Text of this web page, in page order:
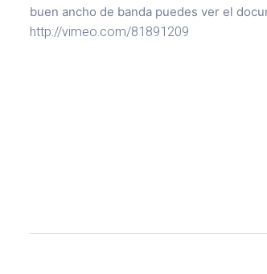
buen ancho de banda puedes ver el
http://vimeo.com/81891209